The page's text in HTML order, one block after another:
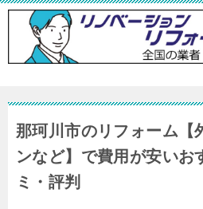
那珂川市のリフォーム【
ンなど】で費用が安いお
ミ・評判